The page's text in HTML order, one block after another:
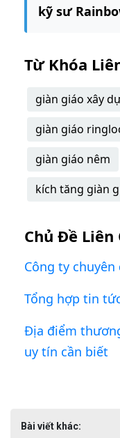
kỹ sư
Từ Khóa
giàn giáo xây
giàn giáo
giàn giáo nêm
kích tăng giàn
Chủ Đề Liên
Công ty
Tổng hợp tin
Địa điểm
uy tín cần biết
Bài viết khác: